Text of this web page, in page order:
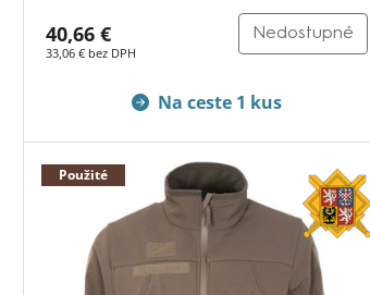
40,66 €
33,06 € bez DPH
Nedostupné
Na ceste 1 kus
Použité